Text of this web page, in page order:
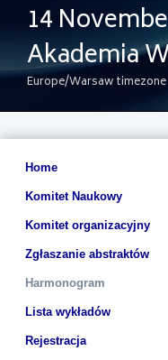
14
Akademia
Europe/Warsaw timezone
Event
menu
Home
Komitet Naukowy
Komitet organizacyjny
Zgłaszanie abstraktów
Harmonogram
Lista wykładów
Rejestracja